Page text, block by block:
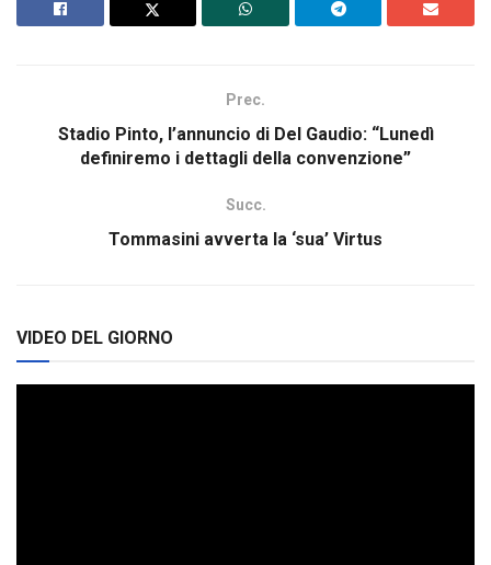
Prec.
Stadio Pinto, l’annuncio di Del Gaudio: “Lunedì
definiremo i dettagli della convenzione”
Succ.
Tommasini avverta la ‘sua’ Virtus
VIDEO DEL GIORNO